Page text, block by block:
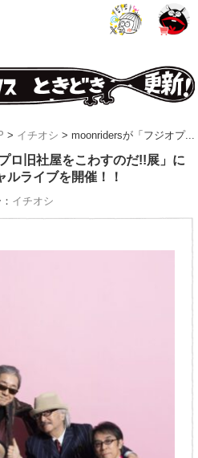
> イチオシ > moonridersが「フジオプ...
ロ旧社屋をこわすのだ!!展」に
ルライブを開催！！
イチオシ